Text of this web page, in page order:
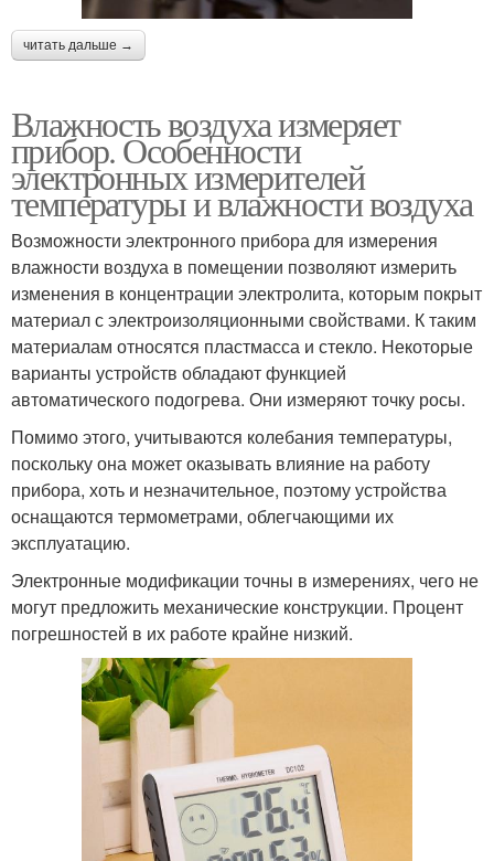
читать дальше →
Влажность воздуха измеряет
прибор. Особенности
электронных измерителей
температуры и влажности воздуха
Возможности электронного прибора для измерения
влажности воздуха в помещении позволяют измерить
изменения в концентрации электролита, которым покрыт
материал с электроизоляционными свойствами. К таким
материалам относятся пластмасса и стекло. Некоторые
варианты устройств обладают функцией
автоматического подогрева. Они измеряют точку росы.
Помимо этого, учитываются колебания температуры,
поскольку она может оказывать влияние на работу
прибора, хоть и незначительное, поэтому устройства
оснащаются термометрами, облегчающими их
эксплуатацию.
Электронные модификации точны в измерениях, чего не
могут предложить механические конструкции. Процент
погрешностей в их работе крайне низкий.